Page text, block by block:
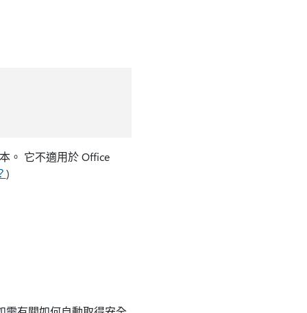
。 它不適用於 Office
)